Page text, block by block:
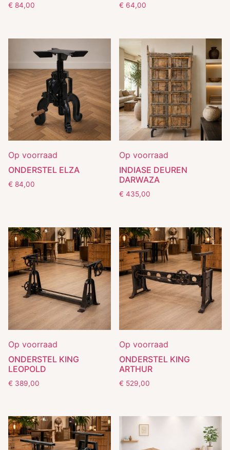
€ 84,00 € 64,00
Op voorraad
ONDERSTEL ELZA
€ 84,00
Op voorraad
INDIASE DEUREN
DARWAZA
€ 435,00
Op voorraad
ONDERSTEL KING
LEOPOLD
€ 389,00
Op voorraad
ONDERSTEL KING
ARTHUR
€ 529,00